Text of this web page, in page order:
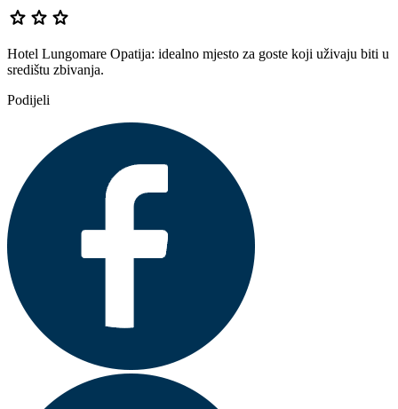
star star star
Hotel Lungomare Opatija: idealno mjesto za goste koji uživaju biti u
središtu zbivanja.
Podijeli